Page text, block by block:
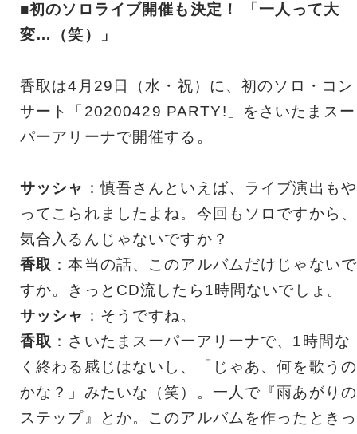
■初のソロライブ開催も決定！ 「一人って大
変…（笑）」
香取は4月29日（水・祝）に、初のソロ・コン
サート「20200429 PARTY!」をさいたまスー
パーアリーナで開催する。
サッシャ ：慎吾さんといえば、ライブ演出もや
ってこられましたよね。今回もソロですから、
気合入るんじゃないですか？
香取 ：本当の話、このアルバムだけじゃないで
すか。きっとCD流したら1時間ないでしょ。
サッシャ ：そうですね。
香取 ：さいたまスーパーアリーナで、1時間な
く終わる感じはないし、「じゃあ、何を歌うの
かな？」みたいな（笑）。一人で『雨あがりの
ステップ』とか。このアルバムを作ったときっ